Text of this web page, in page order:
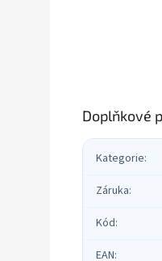
Doplňkové
Kategorie:
Záruka:
Kód:
EAN: